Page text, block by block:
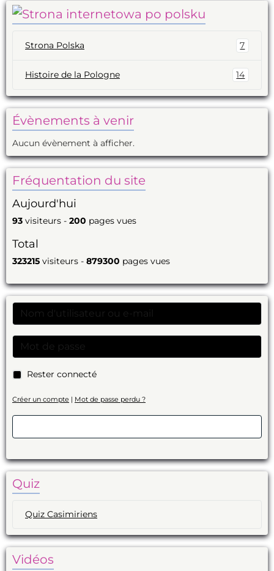
Strona Polska 7
Histoire de la Pologne 14
Évènements à venir
Aucun évènement à afficher.
Fréquentation du site
Aujourd'hui
93 visiteurs - 200 pages vues
Total
323215 visiteurs - 879300 pages vues
Rester connecté
Créer un compte | Mot de passe perdu ?
Quiz
Quiz Casimiriens
Vidéos